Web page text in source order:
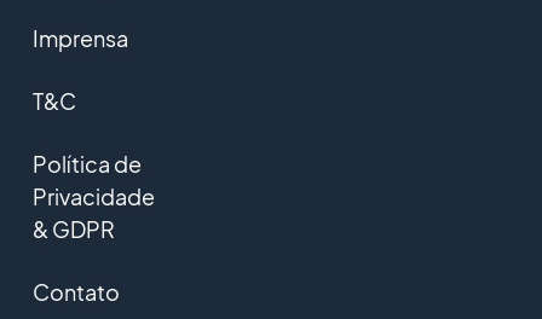
Imprensa
T&C
Política de
Privacidade
& GDPR
Contato